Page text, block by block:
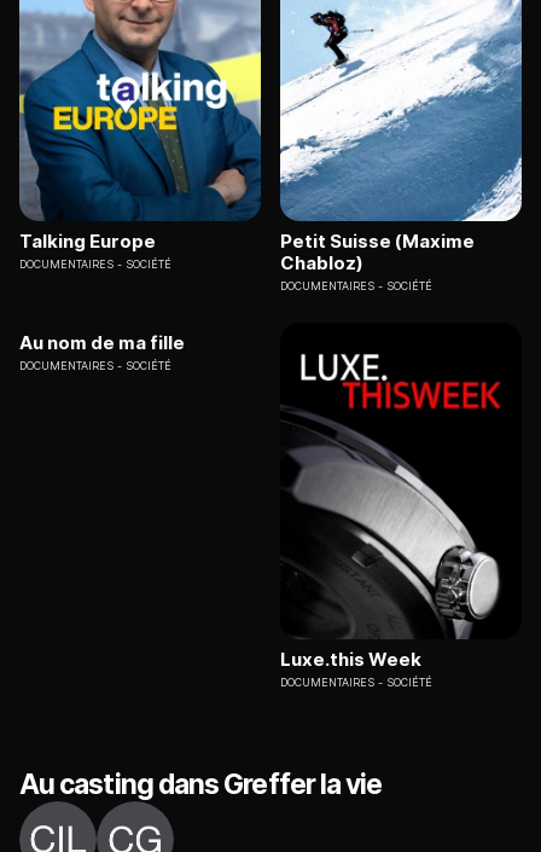
Talking Europe
DOCUMENTAIRES SOCIÉTÉ
Petit Suisse (Maxime
Chabloz)
DOCUMENTAIRES SOCIÉTÉ
Au nom de ma fille
DOCUMENTAIRES SOCIÉTÉ
Luxe.this Week
DOCUMENTAIRES SOCIÉTÉ
Au casting dans Greffer la vie